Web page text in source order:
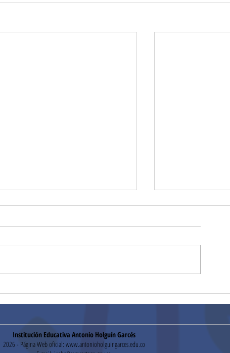
¡Gracias!
Institución Educativa Antonio Holguín Garcés
2026 - Página Web oficial: www.antonioholguingarces.edu.co